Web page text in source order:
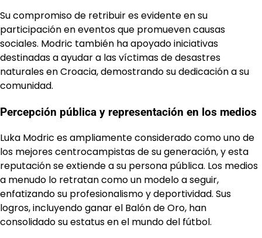
Su compromiso de retribuir es evidente en su
participación en eventos que promueven causas
sociales. Modric también ha apoyado iniciativas
destinadas a ayudar a las víctimas de desastres
naturales en Croacia, demostrando su dedicación a su
comunidad.
Percepción pública y representación en los medios
Luka Modric es ampliamente considerado como uno de
los mejores centrocampistas de su generación, y esta
reputación se extiende a su persona pública. Los medios
a menudo lo retratan como un modelo a seguir,
enfatizando su profesionalismo y deportividad. Sus
logros, incluyendo ganar el Balón de Oro, han
consolidado su estatus en el mundo del fútbol.